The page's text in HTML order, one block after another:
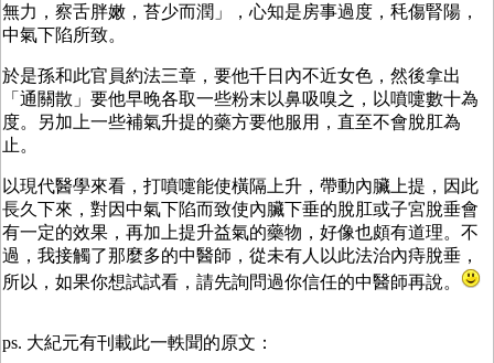
無力，察舌胖嫩，苔少而潤」，心知是房事過度，秏傷腎陽，
中氣下陷所致。
於是孫和此官員約法三章，要他千日內不近女色，然後拿出
「通關散」要他早晚各取一些粉末以鼻吸嗅之，以噴嚏數十為
度。另加上一些補氣升提的藥方要他服用，直至不會脫肛為
止。
以現代醫學來看，打噴嚏能使橫隔上升，帶動內臟上提，因此
長久下來，對因中氣下陷而致使內臟下垂的脫肛或子宮脫垂會
有一定的效果，再加上提升益氣的藥物，好像也頗有道理。不
過，我接觸了那麼多的中醫師，從未有人以此法治內痔脫垂，
所以，如果你想試試看，請先詢問過你信任的中醫師再說。
ps. 大紀元有刊載此一軼聞的原文：